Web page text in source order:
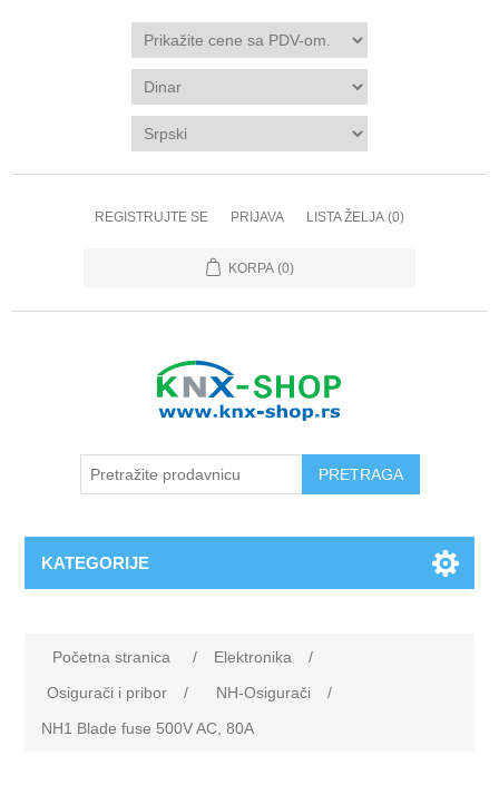
REGISTRUJTE SE PRIJAVA LISTA ŽELJA (0)
KORPA (0)
KATEGORIJE
Početna stranica / Elektronika
/
Osigurači i pribor
/ NH-Osigurači
/
NH1 Blade fuse 500V AC, 80A